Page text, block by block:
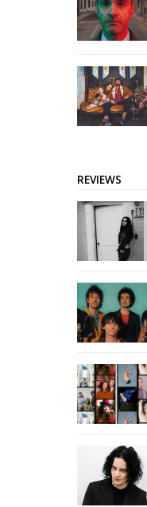
REVIEWS